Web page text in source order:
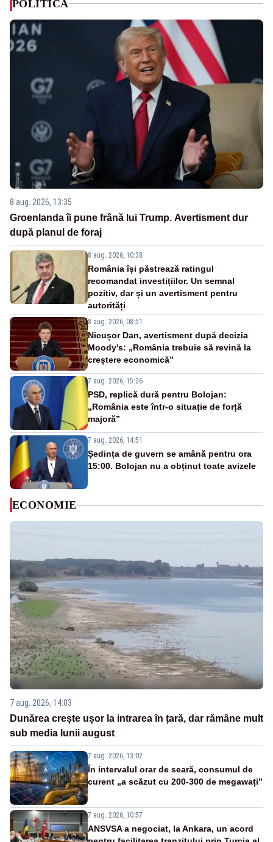
POLITICA
8 aug. 2026, 13:35
Groenlanda îi pune frână lui Trump. Avertisment dur
după planul de foraj
8 aug. 2026, 10:38
România își păstrează ratingul
recomandat investițiilor. Un semnal
pozitiv, dar și un avertisment pentru
autorități
8 aug. 2026, 08:51
Nicușor Dan, avertisment după decizia
Moody’s: „România trebuie să revină la
creștere economică”
7 aug. 2026, 15:26
PSD, replică dură pentru Bolojan:
„România este într-o situație de forță
majoră”
7 aug. 2026, 14:51
Ședința de guvern se amână pentru ora
15:00. Bolojan nu a obținut toate avizele
ECONOMIE
7 aug. 2026, 14:03
Dunărea crește ușor la intrarea în țară, dar rămâne mult
sub media lunii august
7 aug. 2026, 13:02
În intervalul orar de seară, consumul de
curent „a scăzut cu 200-300 de megawați”
7 aug. 2026, 10:57
ANSVSA a negociat, la Ankara, un acord